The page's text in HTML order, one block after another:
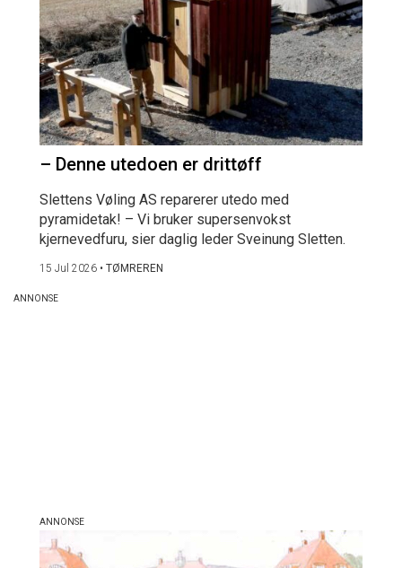
– Denne utedoen er drittøff
Slettens Vøling AS reparerer utedo med
pyramidetak! – Vi bruker supersenvokst
kjernevedfuru, sier daglig leder Sveinung Sletten.
15 Jul 2026 • TØMREREN